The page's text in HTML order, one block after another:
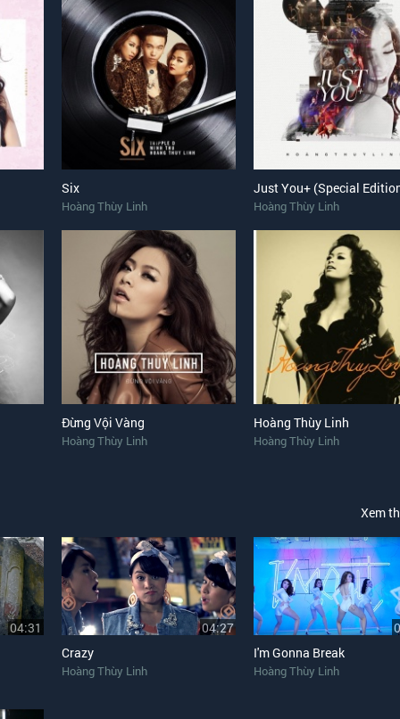
Six
Hoàng Thùy Linh
Just You+ (Special
Hoàng Thùy Linh
Đừng Vội Vàng
Hoàng Thùy Linh
Hoàng Thùy Linh
Hoàng Thùy Linh
Xem
04:31
04:27
Crazy
Hoàng Thùy Linh
I'm Gonna Break
Hoàng Thùy Linh